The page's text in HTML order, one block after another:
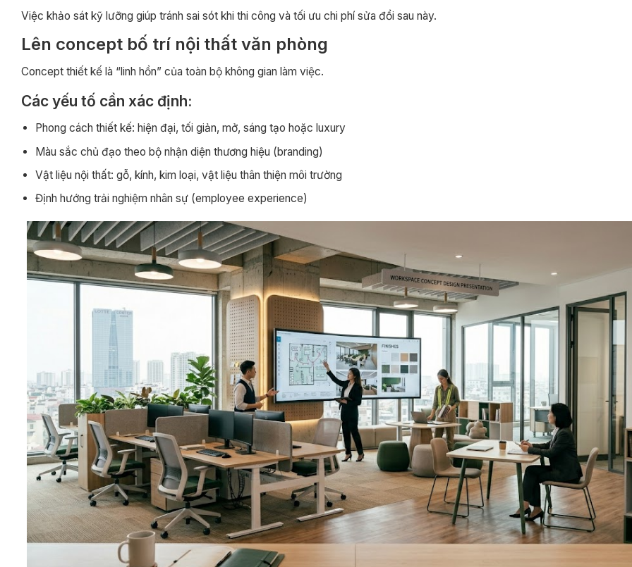
Việc khảo sát kỹ lưỡng giúp tránh sai sót khi thi công và tối ưu chi phí sửa đổi sau này.
Lên concept bố trí nội thất văn phòng
Concept thiết kế là “linh hồn” của toàn bộ không gian làm việc.
Các yếu tố cần xác định:
Phong cách thiết kế: hiện đại, tối giản, mở, sáng tạo hoặc luxury
Màu sắc chủ đạo theo bộ nhận diện thương hiệu (branding)
Vật liệu nội thất: gỗ, kính, kim loại, vật liệu thân thiện môi trường
Định hướng trải nghiệm nhân sự (employee experience)